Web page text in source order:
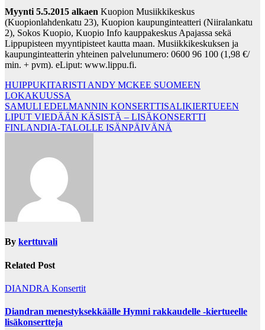
Myynti 5.5.2015 alkaen Kuopion Musiikkikeskus
(Kuopionlahdenkatu 23), Kuopion kaupunginteatteri (Niiralankatu
2), Sokos Kuopio, Kuopio Info kauppakeskus Apajassa sekä
Lippupisteen myyntipisteet kautta maan. Musiikkikeskuksen ja
kaupunginteatterin yhteinen palvelunumero: 0600 96 100 (1,98 €/
min. + pvm). eLiput: www.lippu.fi.
Post
navigation
HUIPPUKITARISTI ANDY MCKEE SUOMEEN
LOKAKUUSSA
SAMULI EDELMANNIN KONSERTTISALIKIERTUEEN
LIPUT VIEDÄÄN KÄSISTÄ – LISÄKONSERTTI
FINLANDIA-TALOLLE ISÄNPÄIVÄNÄ
By kerttuvali
Related Post
DIANDRA Konsertit
Diandran menestyksekkäälle Hymni rakkaudelle -kiertueelle
lisäkonsertteja